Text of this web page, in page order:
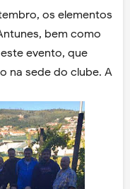
os elementos
bem como
evento, que
na sede do clube. A